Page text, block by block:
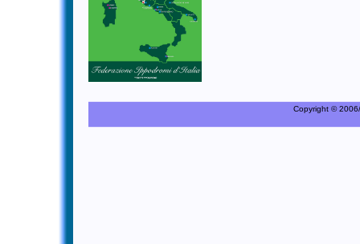
Copyright ©